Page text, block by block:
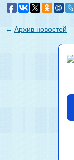
← Архив новостей